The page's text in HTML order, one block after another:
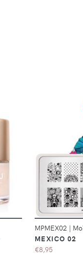
MPMEX02 |
MEXICO 02
€8,95